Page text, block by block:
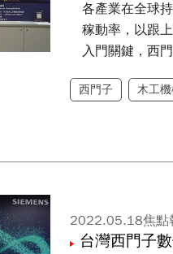
各產業在全球
稼動率，以跟
入門關鍵，西
西門子 木工
2022.05.18焦點
台灣西門子